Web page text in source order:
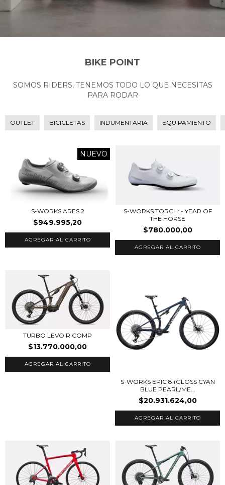
BIKE POINT
SOMOS RIDERS, TENEMOS TODO LO QUE NECESITAS
PARA RODAR
OUTLET BICICLETAS INDUMENTARIA EQUIPAMIENTO
NUEVO
S-WORKS ARES 2
$949.995,20
AGREGAR AL CARRITO
S-WORKS TORCH: - YEAR OF
THE HORSE
$780.000,00
AGREGAR AL CARRITO
TURBO LEVO R COMP
$13.770.000,00
AGREGAR AL CARRITO
S-WORKS EPIC 8 (GLOSS CYAN
BLUE PEARL/ME...
$20.931.624,00
AGREGAR AL CARRITO